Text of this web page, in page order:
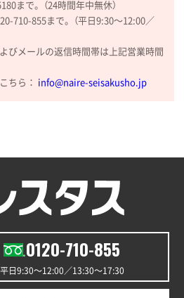
まで。（24時間年中無休）
710-855まで。（平日9:30〜12:00／
びメールの返信時間帯は上記営業時間
ちら： info@naire-seisakusho.jp
0120-710-855
平日9:30〜12:00／13:30〜17:30